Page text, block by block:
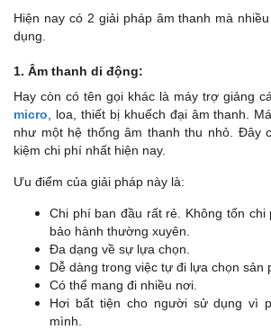
Hiện nay có 2 giải pháp âm thanh mà
dụng.
1. Âm thanh di động:
Hay còn có tên gọi khác là máy trợ giảng
micro, loa, thiết bị khuếch đại âm thanh.
như một hệ thống âm thanh thu nhỏ. Đây
kiệm chi phí nhất hiện nay.
Ưu điểm của giải pháp này là:
Chi phí ban đầu rất rẻ. Không tốn
bảo hành thường xuyên.
Đa dạng về sự lựa chọn.
Dễ dàng trong việc tự đi lựa chọn sản
Có thể mang đi nhiều nơi.
Hơi bất tiện cho người sử dụng vì
mình.